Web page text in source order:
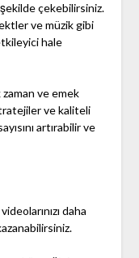
çekebilirsiniz.
ve müzik gibi
hale
ve emek
ve kaliteli
artırabilir ve
daha